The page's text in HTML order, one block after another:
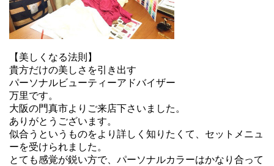
【美しくなる法則】
貴方だけの美しさを引き出す
パーソナルビューティーアドバイザー
万里です。
大阪の門真市よりご来店下さいました。
ありがとうございます。
似合うというものをより詳しく知りたくて、セットメニュ
ーを受けられました。
とても感覚が鋭い方で、パーソナルカラーはかなり合って